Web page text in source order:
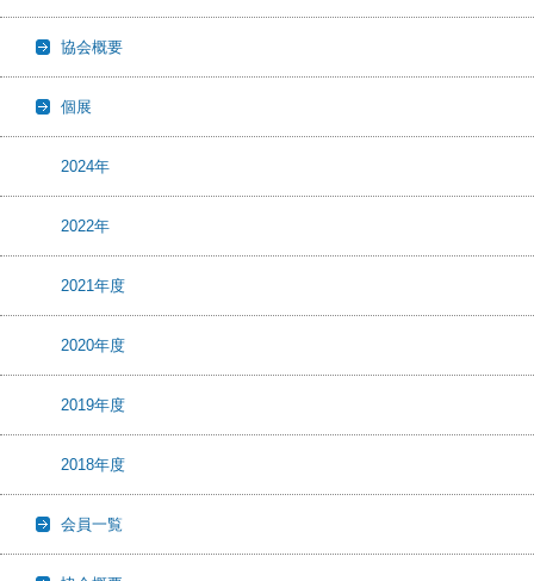
協会概要
個展
2024年
2022年
2021年度
2020年度
2019年度
2018年度
会員一覧